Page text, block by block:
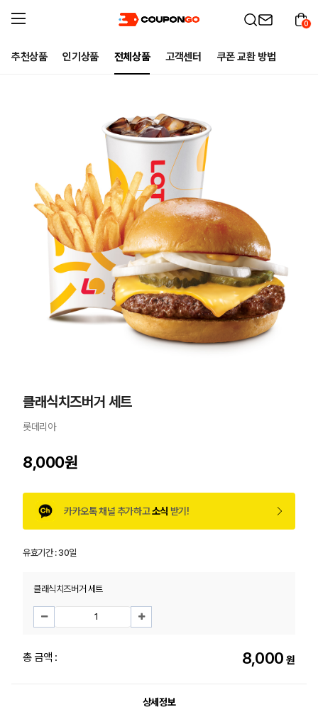
추천상품 인기상품 전체상품 고객센터 쿠폰 교환 방법
0
클래식치즈버거 세트
롯데리아
8,000원
카카오톡 채널 추가하고소식 받기!
유효기간 :30일
클래식치즈버거 세트
총 금액 : 8,000 원
상세정보